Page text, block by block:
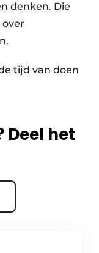
denken. Die
tijd van doen
het